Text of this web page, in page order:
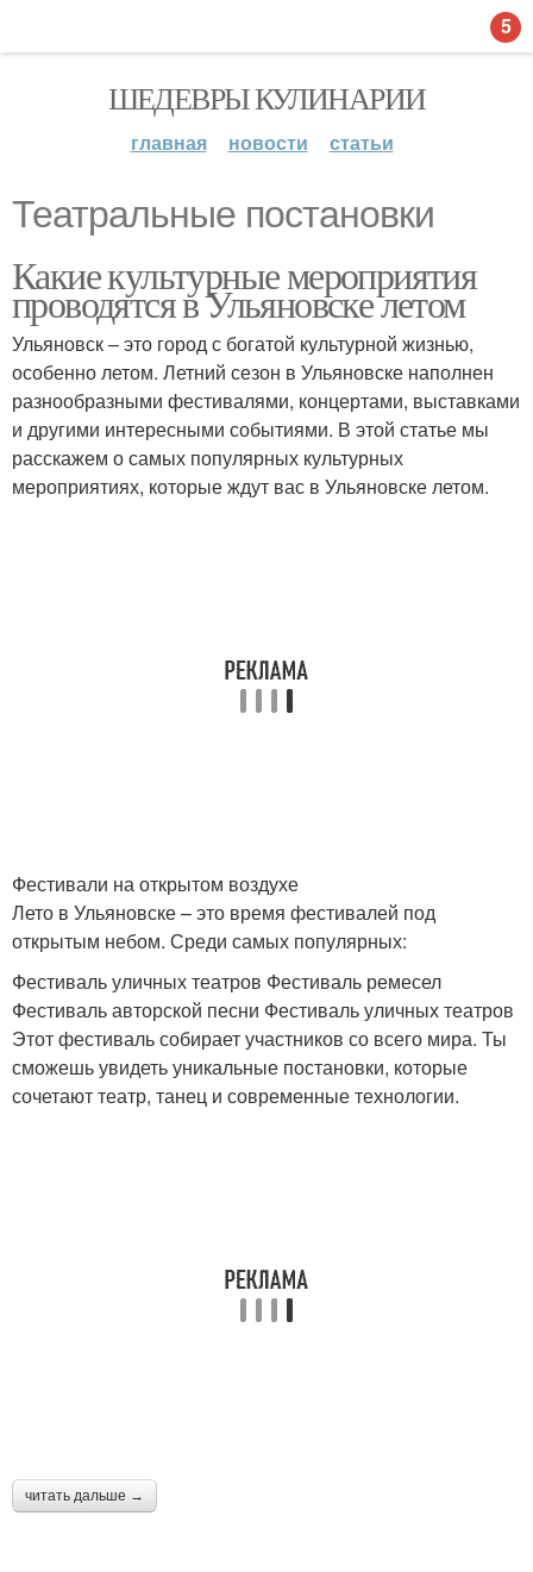
ШЕДЕВРЫ КУЛИНАРИИ
главная новости статьи
Театральные постановки
Какие культурные мероприятия
проводятся в Ульяновске летом
Ульяновск – это город с богатой культурной жизнью,
особенно летом. Летний сезон в Ульяновске наполнен
разнообразными фестивалями, концертами, выставками
и другими интересными событиями. В этой статье мы
расскажем о самых популярных культурных
мероприятиях, которые ждут вас в Ульяновске летом.
Фестивали на открытом воздухе
Лето в Ульяновске – это время фестивалей под
открытым небом. Среди самых популярных:
Фестиваль уличных театров Фестиваль ремесел
Фестиваль авторской песни Фестиваль уличных театров
Этот фестиваль собирает участников со всего мира. Ты
сможешь увидеть уникальные постановки, которые
сочетают театр, танец и современные технологии.
читать дальше →
5